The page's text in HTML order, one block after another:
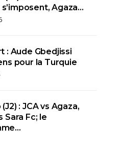
Agaza…
: Aude Gbedjissi
pour la Turquie
: JCA vs Agaza,
Sara Fc; le